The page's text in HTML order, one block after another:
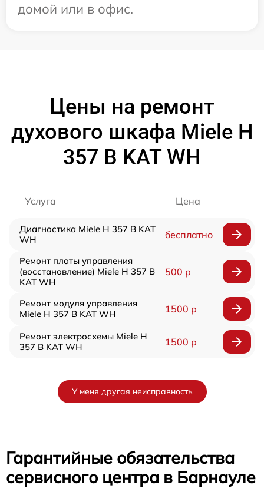
домой или в офис.
Цены на ремонт
духового шкафа Miele H
357 B KAT WH
Услуга Цена
Диагностика Miele H 357 B KAT
WH
бесплатно
Ремонт платы управления
(восстановление) Miele H 357 B
KAT WH
500 р
Ремонт модуля управления
Miele H 357 B KAT WH
1500 р
Ремонт электросхемы Miele H
357 B KAT WH
1500 р
У меня другая неисправность
Гарантийные обязательства
сервисного центра в Барнауле